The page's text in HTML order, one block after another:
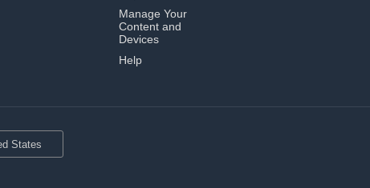
Manage Your
Content and
Devices
Help
States